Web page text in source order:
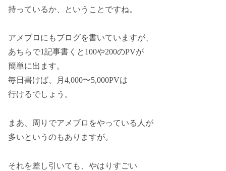
持っているか、ということですね。
アメブロにもブログを書いていますが、
あちらで1記事書くと100や200のPVが
簡単に出ます。
毎日書けば、月4,000〜5,000PVは
行けるでしょう。
まあ、周りでアメブロをやっている人が
多いというのもありますが。
それを差し引いても、やはりすごい